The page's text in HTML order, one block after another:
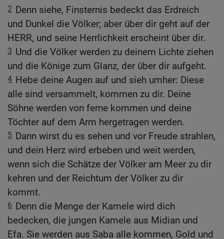
2 Denn siehe, Finsternis bedeckt das Erdreich
und Dunkel die Völker; aber über dir geht auf der
HERR, und seine Herrlichkeit erscheint über dir.
3 Und die Völker werden zu deinem Lichte ziehen
und die Könige zum Glanz, der über dir aufgeht.
4 Hebe deine Augen auf und sieh umher: Diese
alle sind versammelt, kommen zu dir. Deine
Söhne werden von ferne kommen und deine
Töchter auf dem Arm hergetragen werden.
5 Dann wirst du es sehen und vor Freude strahlen,
und dein Herz wird erbeben und weit werden,
wenn sich die Schätze der Völker am Meer zu dir
kehren und der Reichtum der Völker zu dir
kommt.
6 Denn die Menge der Kamele wird dich
bedecken, die jungen Kamele aus Midian und
Efa. Sie werden aus Saba alle kommen, Gold und